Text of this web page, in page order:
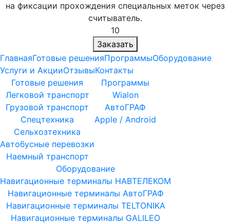
на фиксации прохождения специальных меток через
считыватель.
10
Заказать
ГлавнаяГотовые решенияПрограммыОборудование
Услуги и АкцииОтзывыКонтакты
Готовые решения
Легковой транспорт
Грузовой транспорт
Спецтехника
Сельхозтехника
Автобусные перевозки
Наемный транспорт
Программы
Wialon
АвтоГРАФ
Apple / Android
Оборудование
Навигационные терминалы НАВТЕЛЕКОМ
Навигационные терминалы АвтоГРАФ
Навигационные терминалы TELTONIKA
Навигационные терминалы GALILEO